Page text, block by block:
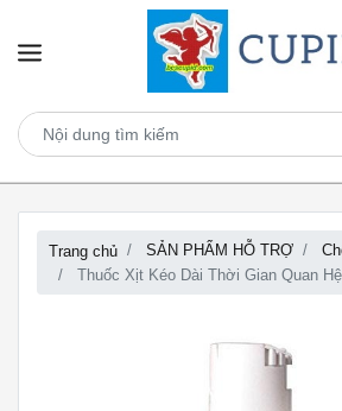
Trang chủ SẢN PHẨM HỖ TRỢ
Thuốc Xịt Kéo Dài Thời Gian Quan